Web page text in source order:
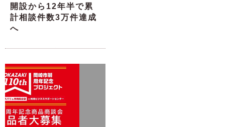
開設から12年半で累
計相談件数3万件達成
へ